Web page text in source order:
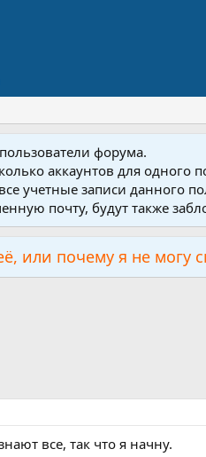
форума.
аккаунтов для
учетные записи данного
почту, будут также
или почему я не могу
все, так что я начну.